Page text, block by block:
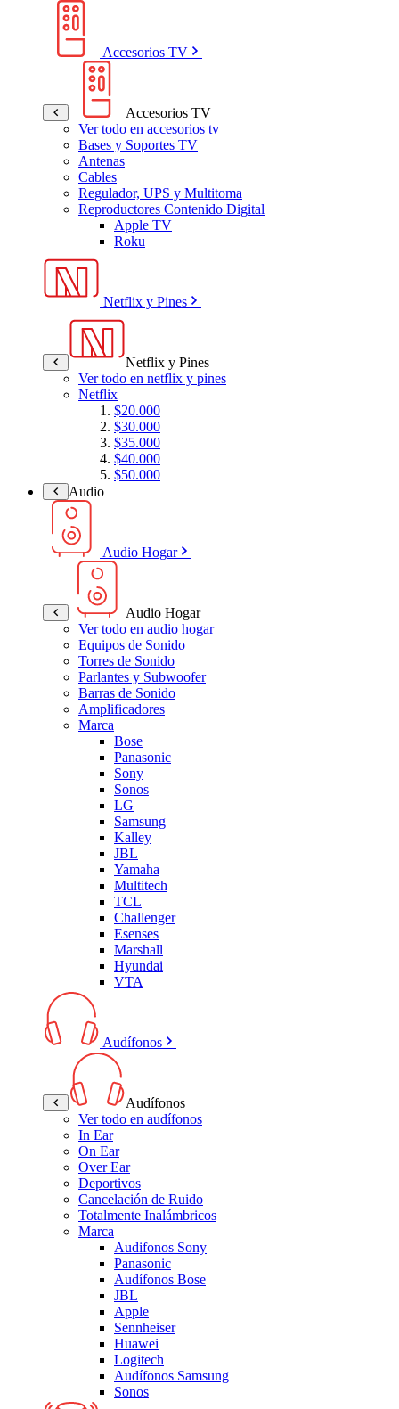
Accesorios TV
Accesorios TV
Ver todo en accesorios tv
Bases y Soportes TV
Antenas
Cables
Regulador, UPS y Multitoma
Reproductores Contenido Digital
Apple TV
Roku
Netflix y Pines
Netflix y Pines
Ver todo en netflix y pines
Netflix
$20.000
$30.000
$35.000
$40.000
$50.000
Audio
Audio Hogar
Audio Hogar
Ver todo en audio hogar
Equipos de Sonido
Torres de Sonido
Parlantes y Subwoofer
Barras de Sonido
Amplificadores
Marca
Bose
Panasonic
Sony
Sonos
LG
Samsung
Kalley
JBL
Yamaha
Multitech
TCL
Challenger
Esenses
Marshall
Hyundai
VTA
Audífonos
Audífonos
Ver todo en audífonos
In Ear
On Ear
Over Ear
Deportivos
Cancelación de Ruido
Totalmente Inalámbricos
Marca
Audifonos Sony
Panasonic
Audífonos Bose
JBL
Apple
Sennheiser
Huawei
Logitech
Audífonos Samsung
Sonos